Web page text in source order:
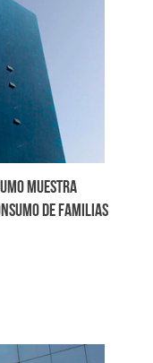
muestra
de familias